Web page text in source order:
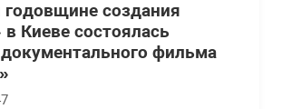
годовщине создания
Киеве состоялась
фильма